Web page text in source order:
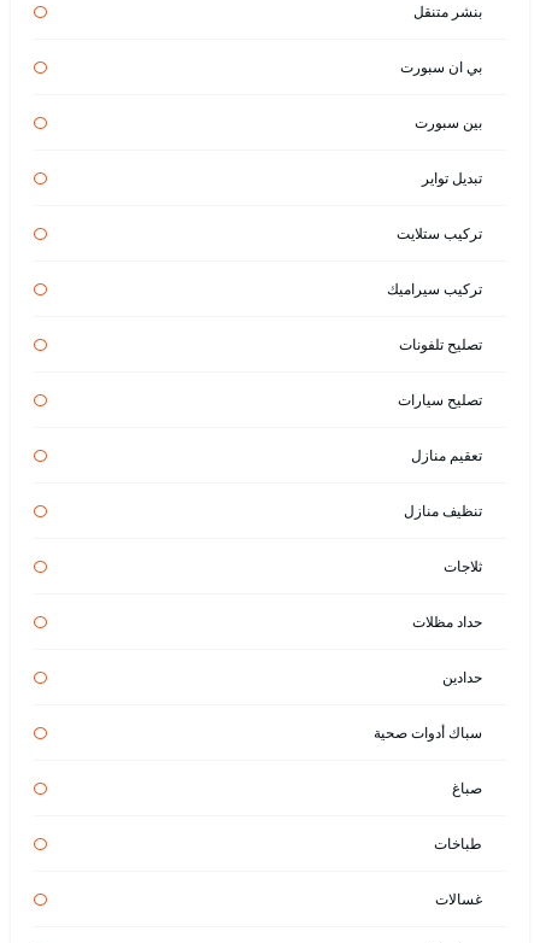
بنشر متنقل
بي ان سبورت
بين سبورت
تبديل تواير
تركيب ستلايت
تركيب سيراميك
تصليح تلفونات
تصليح سيارات
تعقيم منازل
تنظيف منازل
ثلاجات
حداد مظلات
حدادين
سباك أدوات صحية
صباغ
طباخات
غسالات